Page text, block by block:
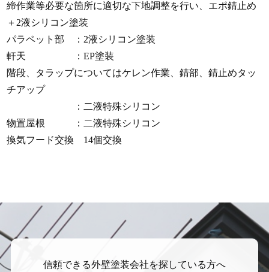
締作業等必要な箇所に適切な下地調整を行い、エポ錆止め
＋2液シリコン塗装
パラペット部 ：2液シリコン塗装
軒天 ：EP塗装
階段、タラップについてはケレン作業、錆部、錆止めタッ
チアップ
：二液特殊シリコン
物置屋根 ：二液特殊シリコン
換気フード交換 14個交換
信頼できる外壁塗装会社を探している方へ